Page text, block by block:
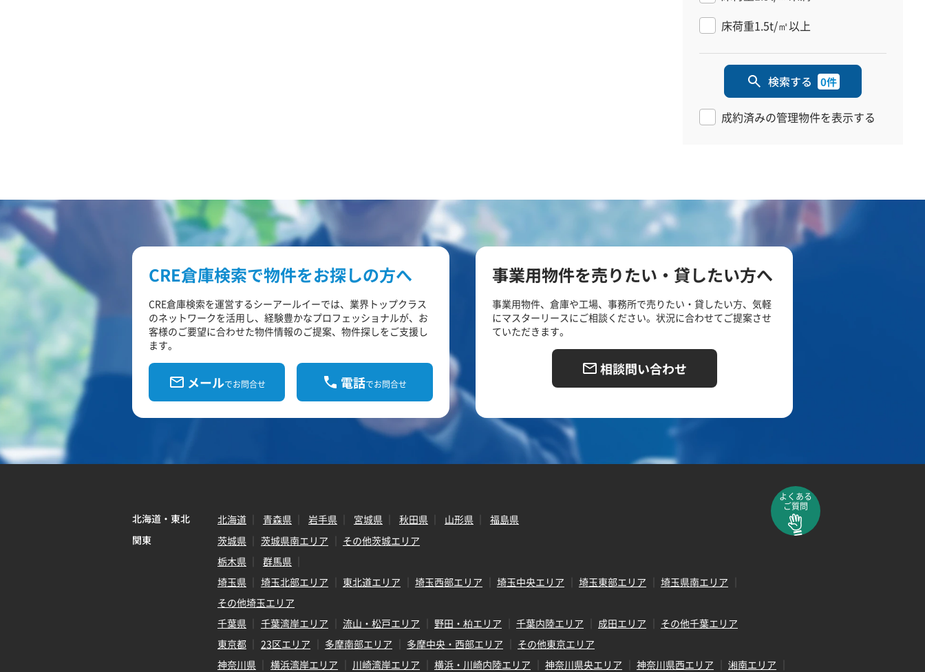
床荷重1.5t/㎡以上
検索する 0件
成約済みの管理物件を表示する
CRE倉庫検索で物件をお探しの方へ
CRE倉庫検索を運営するシーアールイーでは、業界トップクラス
のネットワークを活用し、経験豊かなプロフェッショナルが、お
客様のご要望に合わせた物件情報のご提案、物件探しをご支援し
ます。
メールでお問合せ 電話でお問合せ
事業用物件を売りたい・貸したい方へ
事業用物件、倉庫や工場、事務所で売りたい・貸したい方、気軽
にマスターリースにご相談ください。状況に合わせてご提案させ
ていただきます。
相談問い合わせ
よくある
ご質問
北海道・東北 北海道 青森県 岩手県 宮城県 秋田県 山形県
福島県
関東
茨城県 茨城県南エリア
その他茨城エリア
栃木県
群馬県
埼玉県
埼玉北部エリア 東北道エリア 埼玉西部エリア 埼玉中央エリア 埼玉東部エリア
埼玉県南エリア
その他埼玉エリア
千葉県
千葉湾岸エリア 流山・松戸エリア 野田・柏エリア 千葉内陸エリア 成田エリア
その他千葉エリア
東京都
23区エリア 多摩南部エリア 多摩中央・西部エリア
その他東京エリア
神奈川県
横浜湾岸エリア 川崎湾岸エリア 横浜・川崎内陸エリア 神奈川県央エリア 神奈川県西エリア
湘南エリア